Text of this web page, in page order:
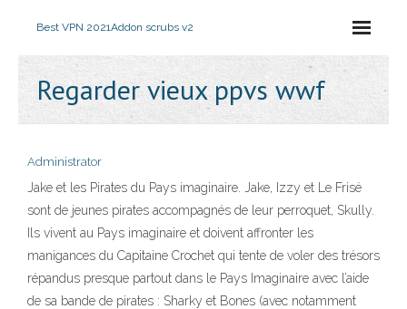
Best VPN 2021Addon scrubs v2
Regarder vieux ppvs wwf
Administrator
Jake et les Pirates du Pays imaginaire. Jake, Izzy et Le Frisé
sont de jeunes pirates accompagnés de leur perroquet, Skully.
Ils vivent au Pays imaginaire et doivent affronter les
manigances du Capitaine Crochet qui tente de voler des trésors
répandus presque partout dans le Pays Imaginaire avec l’aide
de sa bande de pirates : Sharky et Bones (avec notamment